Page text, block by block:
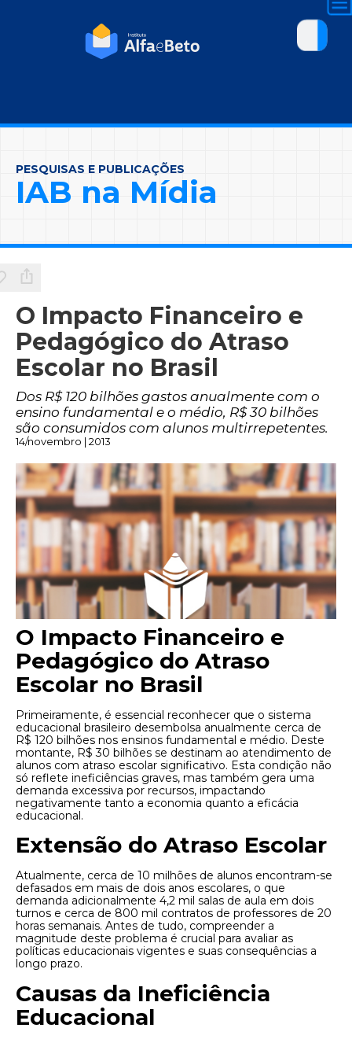
PESQUISAS E PUBLICAÇÕES
IAB na Mídia
O Impacto Financeiro e
Pedagógico do Atraso
Escolar no Brasil
Dos R$ 120 bilhões gastos anualmente com o
ensino fundamental e o médio, R$ 30 bilhões
são consumidos com alunos multirrepetentes.
14/novembro | 2013
O Impacto Financeiro e
Pedagógico do Atraso
Escolar no Brasil
Primeiramente, é essencial reconhecer que o sistema
educacional brasileiro desembolsa anualmente cerca de
R$ 120 bilhões nos ensinos fundamental e médio. Deste
montante, R$ 30 bilhões se destinam ao atendimento de
alunos com atraso escolar significativo. Esta condição não
só reflete ineficiências graves, mas também gera uma
demanda excessiva por recursos, impactando
negativamente tanto a economia quanto a eficácia
educacional.
Extensão do Atraso Escolar
Atualmente, cerca de 10 milhões de alunos encontram-se
defasados em mais de dois anos escolares, o que
demanda adicionalmente 4,2 mil salas de aula em dois
turnos e cerca de 800 mil contratos de professores de 20
horas semanais. Antes de tudo, compreender a
magnitude deste problema é crucial para avaliar as
políticas educacionais vigentes e suas consequências a
longo prazo.
Causas da Ineficiência
Educacional